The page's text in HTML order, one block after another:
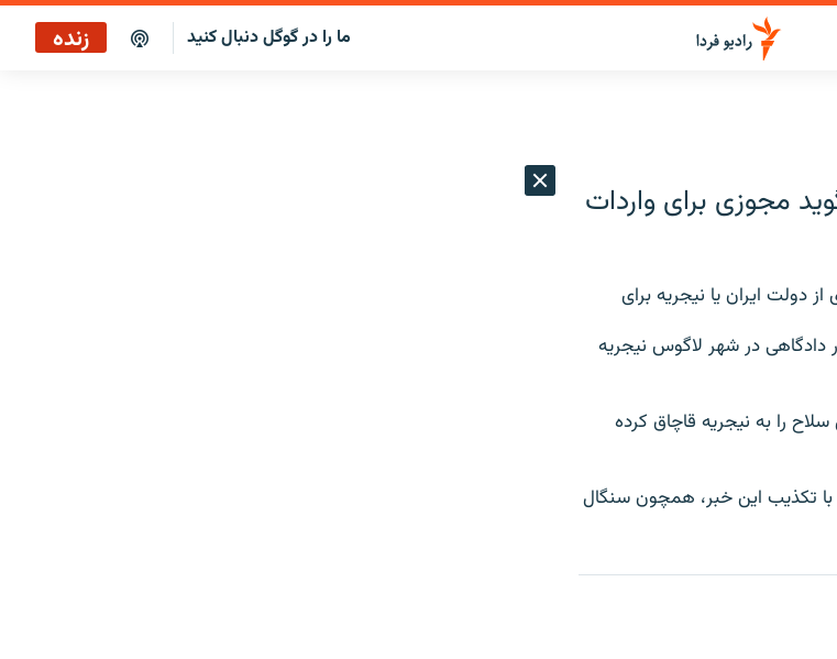
ما را در گوگل دنبال کنید زنده
مجوزی برای واردات
دولت ایران یا نیجریه برای
دادگاهی در شهر لاگوس نیجریه
نیجریه ای متهم است که ۱۳ کانتینر حامل سلاح را به نیجریه قاچاق کرده
با تکذیب این خبر، همچون سنگال